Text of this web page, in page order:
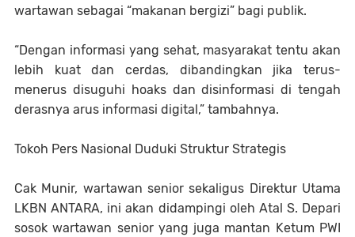
wartawan sebagai “makanan bergizi” bagi publik.
“Dengan informasi yang sehat, masyarakat tentu akan
lebih kuat dan cerdas, dibandingkan jika terus-
menerus disuguhi hoaks dan disinformasi di tengah
derasnya arus informasi digital,” tambahnya.
Tokoh Pers Nasional Duduki Struktur Strategis
Cak Munir, wartawan senior sekaligus Direktur Utama
LKBN ANTARA, ini akan didampingi oleh Atal S. Depari
sosok wartawan senior yang juga mantan Ketum PWI